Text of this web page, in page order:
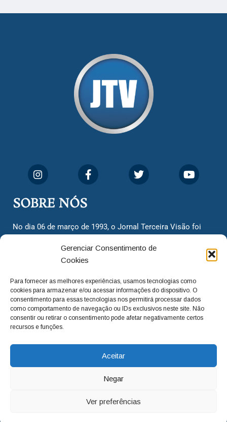
Gerenciar Consentimento de
Cookies
Para fornecer as melhores experiências, usamos tecnologias como
cookies para armazenar e/ou acessar informações do dispositivo. O
consentimento para essas tecnologias nos permitirá processar dados
como comportamento de navegação ou IDs exclusivos neste site. Não
consentir ou retirar o consentimento pode afetar negativamente certos
recursos e funções.
Aceitar
Negar
Ver preferências
SOBRE NÓS
No dia 06 de março de 1993, o Jornal Terceira Visão foi
cidadãos valinhenses, já que naquela época só existiam
dois jornais. Há mais de 30 anos, o jornal continua
com o foco de trazer as melhores notícias. Nunca
deixamos de lado as necessidades do cidadão, sempre
questionando os órgãos públicos em busca de melhorias
para a cidade e sempre cobrando resoluções para casos
adm@jtv.com.br
(19) 3929-6225